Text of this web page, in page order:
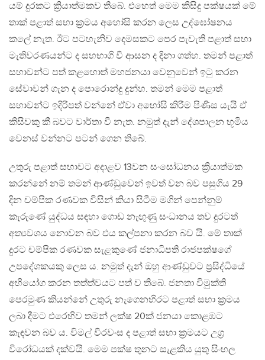
යම් දුරකට ක්‍රියාත්මකව තිබේ. එහෙත් මෙම කිසිදු පක්ෂයක් මේ
තාක් පළාත් සභා ක්‍රමය අහෝසි කරන ලෙස උද්ඝෝෂනය
කලේ නැත. ඊට පටහැනිව දෙමසකට පෙර පැවැති පළාත් සභා
මැතිවරණයන්ට ද සහභාගි වී ආසන ද දිනා ගත්හ. තමන් පළාත්
සභාවන්ට පත් කළහොත් මහජනයා වෙනුවෙන් ඉටු කරන
සේවාවන් ගැන ද පොරොන්දු දුන්හ. තමන් මෙම පළාත්
සභාවන්ට ඉදිරිපත් වන්නේ ඒවා අහෝසි කිරීම පිණිස යැයි ඒ
කිසිවකු කී බවට වාර්තා වී නැත. නමුත් දැන් දේශපාලන භූමිය
වෙනස් වන්නට පටන් ගෙන තිබේ.
උතුරු පළාත් සභාවට අදාළව 13වන සංසෝධනය ක්‍රියාත්මක
කරන්නේ නම් තමන් ආණ්ඩුවෙන් ඉවත් වන බව පසුගිය 29
දින චම්පික රණවක විසින් කියා සිටීම මගින් පෙන්නුම්
කැරුණේ යුද්ධය සඳහා ගොඩ නැඟුණු සංධානය තව දුරටත්
අත්‍යවශය නොවන බව එය කල්පනා කරන බව යි. මේ තාක්
දුරට චම්පික රණවක සැළකුණේ ජනාධිපති රාජපක්ෂගේ
උපදේශකයකු ලෙස ය. නමුත් දැන් ඔහු ආණ්ඩුවට ප්‍රසිද්ධියේ
අභියෝග කරන තත්ත්වයට පත් ව තිබේ. ජනතා විමුක්ති
පෙරමුණ කියන්නේ උතුරු නැගෙනහිරට පළාත් සභා ක්‍රමය
ලබා දීමට එරෙහිව තමන් ලක්ෂ 20ක් ජනයා කොළඹට
කැඳවන බව ය. විමල් වීරවංස ද පළාත් සභා ක්‍රමයට උග්‍ර
විරෝධයක් දක්වයි. මෙම පක්ෂ තුනට සැළකිය යුතු සිංහල